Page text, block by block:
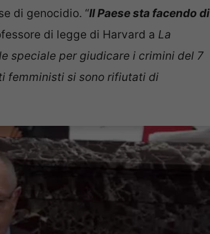
di genocidio. “Il Paese sta facendo di
di legge di Harvard a La
speciale per giudicare i crimini del 7
femministi si sono rifiutati di